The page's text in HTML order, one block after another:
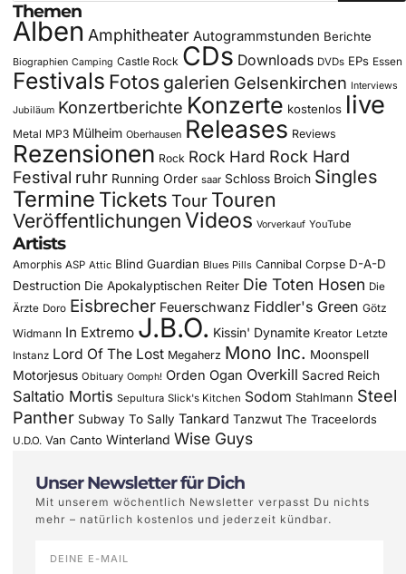
Themen
Alben Amphitheater Autogrammstunden Berichte
Biographien Camping Castle Rock CDs Downloads DVDs EPs Essen
Festivals Fotos galerien Gelsenkirchen Interviews
Jubiläum Konzertberichte Konzerte kostenlos live
Metal MP3 Mülheim Oberhausen Releases Reviews
Rezensionen Rock Rock Hard Rock Hard
Festival ruhr Running Order saar Schloss Broich Singles
Termine Tickets Tour Touren
Veröffentlichungen Videos Vorverkauf YouTube
Artists
Amorphis ASP Attic Blind Guardian Blues Pills Cannibal Corpse D-A-D
Destruction Die Apokalyptischen Reiter Die Toten Hosen Die
Ärzte Doro Eisbrecher Feuerschwanz Fiddler's Green Götz
Widmann In Extremo J.B.O. Kissin' Dynamite Kreator Letzte
Instanz Lord Of The Lost Megaherz Mono Inc. Moonspell
Motorjesus Obituary Oomph! Orden Ogan Overkill Sacred Reich
Saltatio Mortis Sepultura Slick's Kitchen Sodom Stahlmann Steel
Panther Subway To Sally Tankard Tanzwut The Traceelords
U.D.O. Van Canto Winterland Wise Guys
Unser Newsletter für Dich
Mit unserem wöchentlich Newsletter verpasst Du nichts
mehr – natürlich kostenlos und jederzeit kündbar.